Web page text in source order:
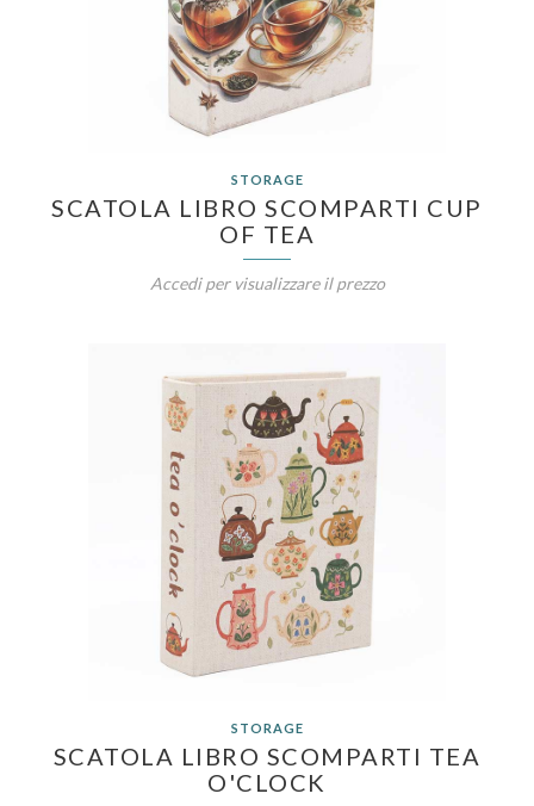
STORAGE
SCATOLA LIBRO SCOMPARTI CUP
OF TEA
Accedi per visualizzare il prezzo
STORAGE
SCATOLA LIBRO SCOMPARTI TEA
O'CLOCK